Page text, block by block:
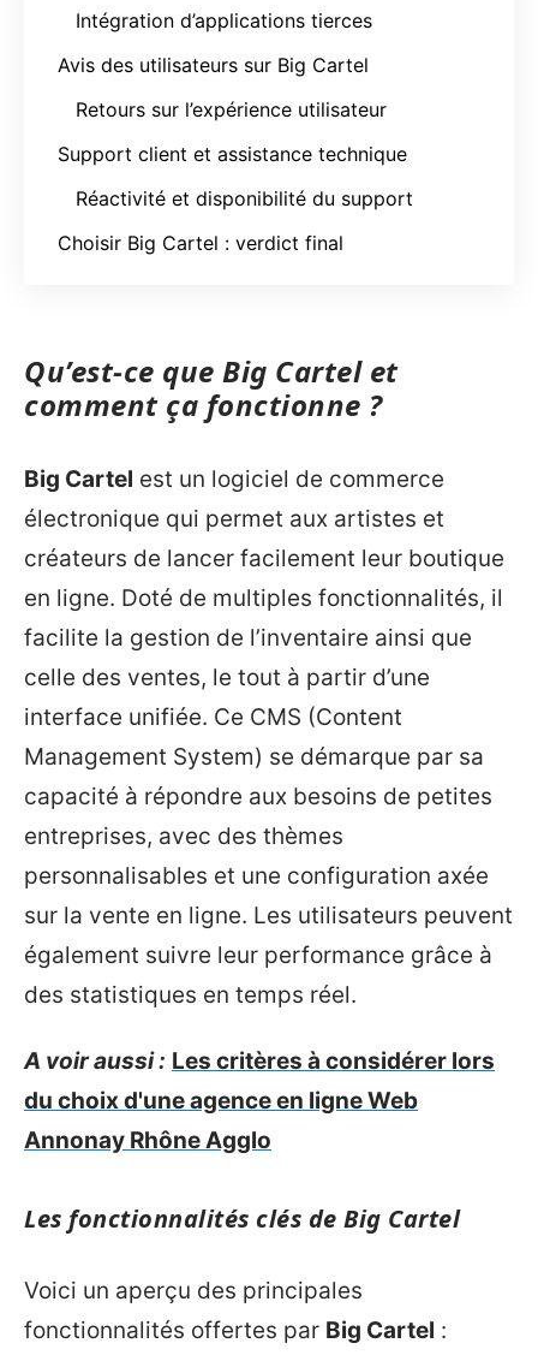
Intégration d’applications tierces
Avis des utilisateurs sur Big Cartel
Retours sur l’expérience utilisateur
Support client et assistance technique
Réactivité et disponibilité du support
Choisir Big Cartel : verdict final
Qu’est-ce que Big Cartel et
comment ça fonctionne ?
Big Cartel est un logiciel de commerce
électronique qui permet aux artistes et
créateurs de lancer facilement leur boutique
en ligne. Doté de multiples fonctionnalités, il
facilite la gestion de l’inventaire ainsi que
celle des ventes, le tout à partir d’une
interface unifiée. Ce CMS (Content
Management System) se démarque par sa
capacité à répondre aux besoins de petites
entreprises, avec des thèmes ​​
personnalisables et une configuration axée
sur la vente en ligne. Les utilisateurs peuvent
également suivre leur performance grâce à
des statistiques en temps réel.
A voir aussi : Les critères à considérer lors
du choix d'une agence en ligne Web
Annonay Rhône Agglo
Les fonctionnalités clés de Big Cartel
Voici un aperçu des principales
fonctionnalités offertes par Big Cartel :